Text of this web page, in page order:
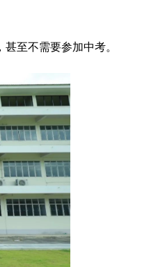
至不需要参加中考。